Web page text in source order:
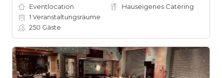
Eventlocation
Hauseigenes Catering
1 Veranstaltungsräume
250 Gäste